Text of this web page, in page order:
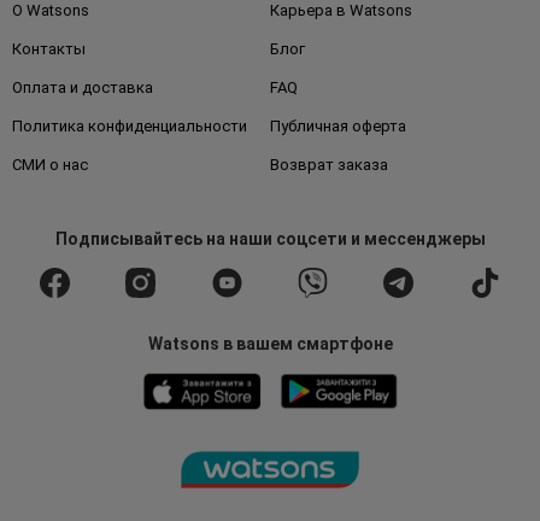
О Watsons Карьера в Watsons
Контакты Блог
Оплата и доставка FAQ
Политика конфиденциальности Публичная оферта
СМИ о нас Возврат заказа
Подписывайтесьна наши соцсети и мессенджеры
Watsons в вашем смартфоне